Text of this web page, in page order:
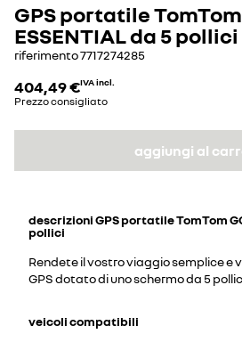
GPS portatile
ESSENTIAL da 5 pollici
riferimento7717274285
404,49 €IVA incl.
Prezzo consigliato
aggiungi al
descrizioniGPS portatile TomTom
pollici
Rendete il vostro viaggio semplice e
GPS dotato di uno schermo da 5
veicoli compatibili